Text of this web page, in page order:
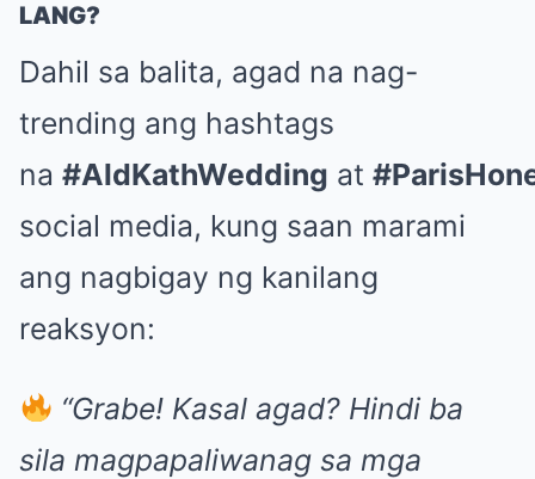
LANG?
Dahil sa balita, agad na nag-
trending ang hashtags
na #AldKathWedding at
social media, kung saan marami
ang nagbigay ng kanilang
reaksyon:
“Grabe! Kasal agad? Hindi ba
sila magpapaliwanag sa mga